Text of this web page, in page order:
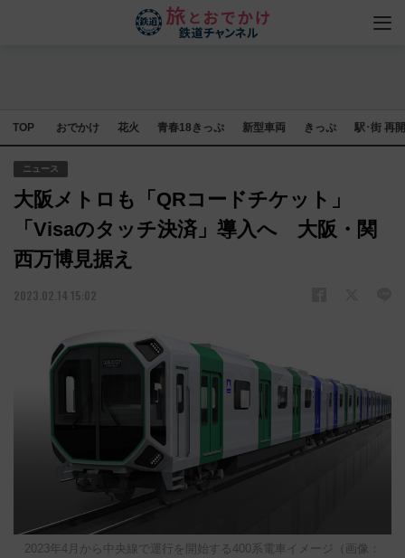
TOP おでかけ 花火 青春18きっぷ 新型車両 きっぷ 駅･街 再
ニュース
大阪メトロも「QRコードチケット」
「Visaのタッチ決済」導入へ 大阪・関
西万博見据え
2023.02.14 15:02
2023年4月から中央線で運行を開始する400系電車イメージ（画像：